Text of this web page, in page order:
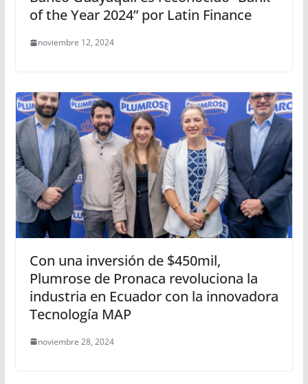
of the Year 2024” por Latin Finance
noviembre 12, 2024
Con una inversión de $450mil,
Plumrose de Pronaca revoluciona la
industria en Ecuador con la innovadora
Tecnología MAP
noviembre 28, 2024